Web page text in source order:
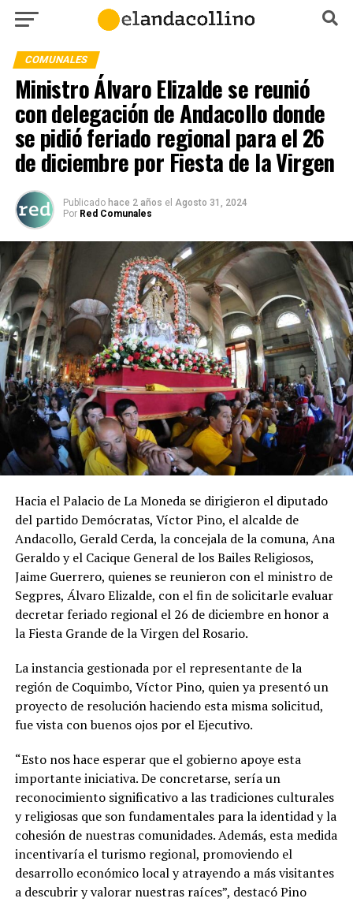
COMUNALES
Ministro Álvaro Elizalde se reunió
con delegación de Andacollo donde
se pidió feriado regional para el 26
de diciembre por Fiesta de la Virgen
Publicado hace 2 años el Agosto 31, 2024
Por Red Comunales
Hacia el Palacio de La Moneda se dirigieron el diputado
del partido Demócratas, Víctor Pino, el alcalde de
Andacollo, Gerald Cerda, la concejala de la comuna, Ana
Geraldo y el Cacique General de los Bailes Religiosos,
Jaime Guerrero, quienes se reunieron con el ministro de
Segpres, Álvaro Elizalde, con el fin de solicitarle evaluar
decretar feriado regional el 26 de diciembre en honor a
la Fiesta Grande de la Virgen del Rosario.
La instancia gestionada por el representante de la
región de Coquimbo, Víctor Pino, quien ya presentó un
proyecto de resolución haciendo esta misma solicitud,
fue vista con buenos ojos por el Ejecutivo.
“Esto nos hace esperar que el gobierno apoye esta
importante iniciativa. De concretarse, sería un
reconocimiento significativo a las tradiciones culturales
y religiosas que son fundamentales para la identidad y la
cohesión de nuestras comunidades. Además, esta medida
incentivaría el turismo regional, promoviendo el
desarrollo económico local y atrayendo a más visitantes
a descubrir y valorar nuestras raíces”, destacó Pino